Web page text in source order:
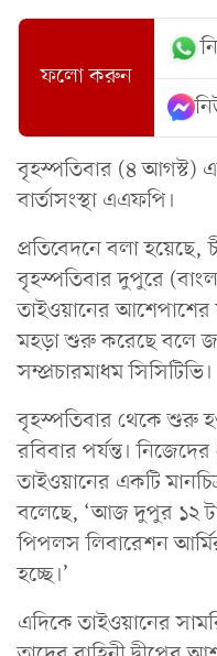
ফলো করুন
বৃহস্পতিবার (৪ আগস্ট)
বার্তাসংস্থা এএফপি।
প্রতিবেদনে বলা হয়েছে,
বৃহস্পতিবার দুপুরে
তাইওয়ানের
মহড়া শুরু করেছে বলে
সম্প্রচারমাধম সিসিটিভি।
বৃহস্পতিবার থেকে শুরু
রবিবার পর্যন্ত।
তাইওয়ানের একটি
বলেছে, ‘আজ দুপুর ১২
পিপলস লিবারেশন
হচ্ছে।’
এদিকে তাইওয়ানের